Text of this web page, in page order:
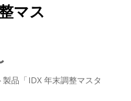
マス
品「IDX 年末調整マスタ